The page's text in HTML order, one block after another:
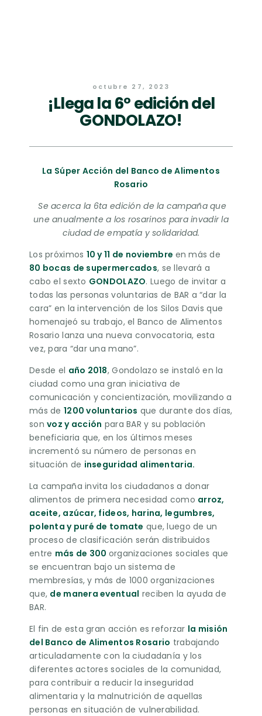
octubre 27, 2023
¡Llega la 6º edición del
GONDOLAZO!
La Súper Acción del Banco de Alimentos
Rosario
Se acerca la 6ta edición de la campaña que
une anualmente a los rosarinos parainvadir la
ciudad de empatía y solidaridad.
Los próximos 10 y 11 de noviembre en más de
80 bocas de supermercados, se llevará a
cabo el sexto GONDOLAZO. Luego de invitar a
todas las personas voluntarias de BAR a “dar la
cara” en la intervención de los Silos Davis que
homenajeó su trabajo, el Banco de Alimentos
Rosario lanza una nueva convocatoria, esta
vez, para “dar una mano”.
Desde el año 2018, Gondolazo se instaló en la
ciudad como una gran iniciativa de
comunicación y concientización, movilizando a
más de 1200 voluntarios que durante dos días,
sonvoz y acción para BAR y su población
beneficiaria que, en los últimos meses
incrementó su número de personas en
situación de inseguridad alimentaria.
La campaña invita los ciudadanos a donar
alimentos de primera necesidad como arroz,
aceite, azúcar, fideos, harina, legumbres,
polenta y puré de tomate que, luego de un
proceso de clasificación serán distribuidos
entre más de 300 organizaciones sociales que
se encuentran bajo un sistema de
membresías, y más de 1000 organizaciones
que, de manera eventual reciben la ayuda de
BAR.
El fin de esta gran acción es reforzar la misión
del Banco de Alimentos Rosario trabajando
articuladamente con la ciudadanía y los
diferentes actores sociales de la comunidad,
para contribuir a reducir la inseguridad
alimentaria y la malnutrición de aquellas
personas en situación de vulnerabilidad.